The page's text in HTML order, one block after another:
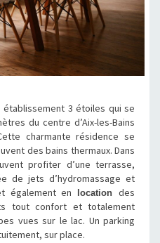
établissement 3 étoiles qui se
du centre d’Aix-les-Bains
charmante résidence se
des bains thermaux. Dans
profiter d’une terrasse,
de jets d’hydromassage et
également en
locationdes
tout confort et totalement
vues sur le lac. Un parking
sur place.